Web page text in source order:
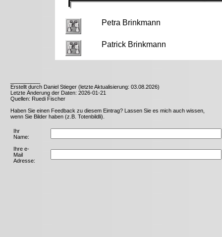
Petra Brinkmann
Patrick Brinkmann
Erstellt durch Daniel Stieger (letzte Aktualisierung: 03.08.2026)
Letzte Änderung der Daten: 2026-01-21
Quellen: Ruedi Fischer
Haben Sie einen Feedback zu diesem Eintrag? Lassen Sie es mich auch wissen,
wenn Sie Bilder haben (z.B. Totenbildli).
Ihr
Name:
Ihre e-
Mail
Adresse: